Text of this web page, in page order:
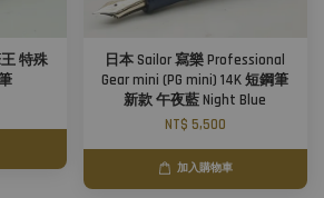
王 特殊
日本 Sailor 寫樂 Professional
Gear mini (PG mini) 14K 短鋼筆
新款 午夜藍 Night Blue
NT$ 5,500
加入購物車